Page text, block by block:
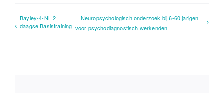
Bayley-4-NL 2
daagse Basistraining
Neuropsychologisch onderzoek bij 6-60 jarigen
voor psychodiagnostisch werkenden